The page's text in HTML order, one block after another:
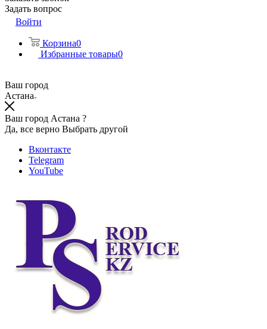
Задать вопрос
Войти
Корзина0
Избранные товары0
Ваш город
Астана
Ваш город Астана ?
Да, все верно Выбрать другой
Вконтакте
Telegram
YouTube